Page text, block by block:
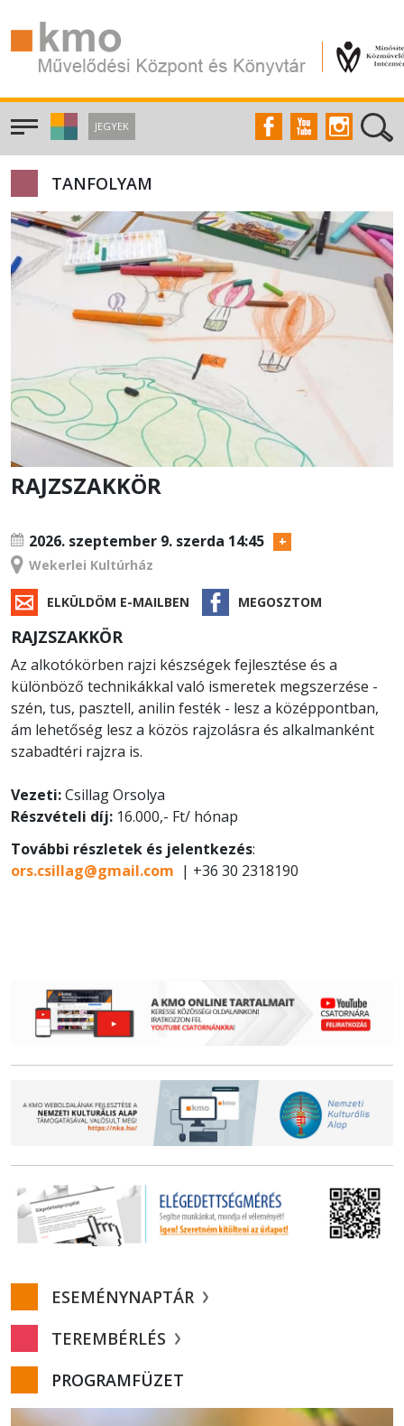
JEGYEK
TANFOLYAM
RAJZSZAKKÖR
2026. szeptember 9. szerda 14:45
Wekerlei Kultúrház
ELKÜLDÖM E-MAILBEN MEGOSZTOM
RAJZSZAKKÖR
Az alkotókörben rajzi készségek fejlesztése és a
különböző technikákkal való ismeretek megszerzése -
szén, tus, pasztell, anilin festék - lesz a középpontban,
ám lehetőség lesz a közös rajzolásra és alkalmanként
szabadtéri rajzra is.
Vezeti:Csillag Orsolya
Részvételi díj: 16.000,- Ft/ hónap
További részletek és jelentkezés:
ors.csillag@gmail.com | +36 30 2318190
ESEMÉNYNAPTÁR
TEREMBÉRLÉS
PROGRAMFÜZET